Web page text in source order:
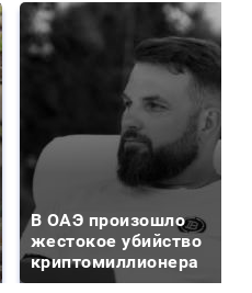
В ОАЭ произошло
жестокое убийство
криптомиллионера